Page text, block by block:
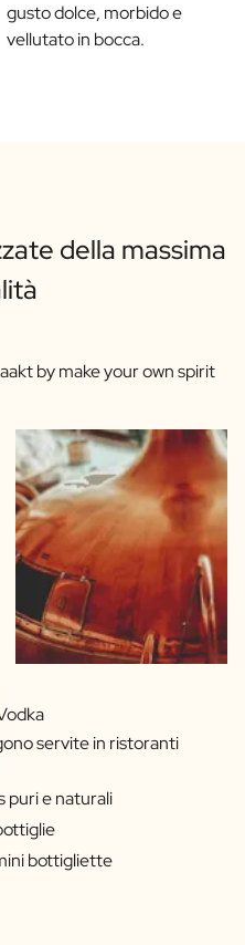
gusto dolce, morbido e
vellutato in bocca.
della massima
servite in ristoranti
puri e naturali
bottigliette